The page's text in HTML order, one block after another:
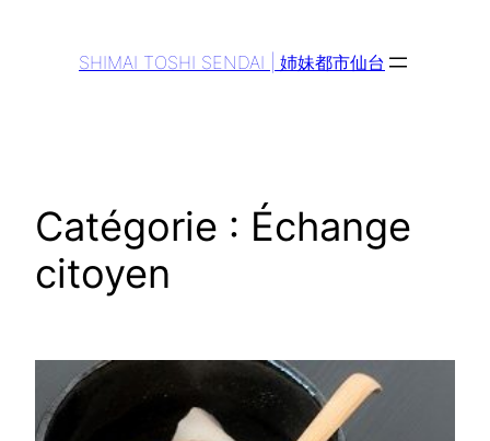
SHIMAI TOSHI SENDAI | 姉妹都市仙台
Catégorie : Échange
citoyen